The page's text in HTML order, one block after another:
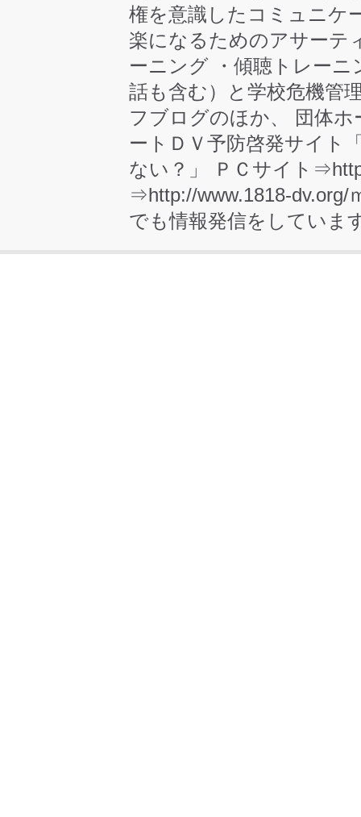
権を意識したコミュニケ
楽になるためのアサーテ
ーニング ・傾聴トレー
話も含む）と学校危機管
フブログのほか、 団体
ートＤＶ予防啓発サイ
ない？」 ＰＣサイト
⇒http://www.1818-dv.org/
でも情報発信をしていま